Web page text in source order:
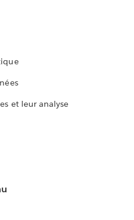
et leur analyse